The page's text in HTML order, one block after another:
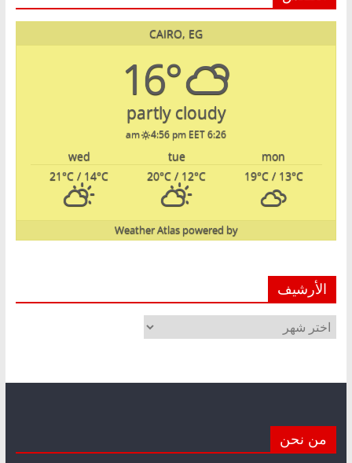
CAIRO, EG
16°
partly cloudy
6:26 am
4:56 pm EET
mon
tue
wed
19°C/ 13°C
20°C / 12°C
21°C / 14°C
powered by
Weather Atlas
الأرشيف
الأرشيف
من نحن